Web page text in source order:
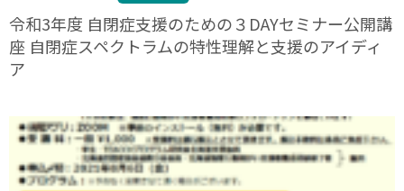
令和3年度 自閉症支援のための３DAYセミナー公開講
座 自閉症スペクトラムの特性理解と支援のアイディ
ア